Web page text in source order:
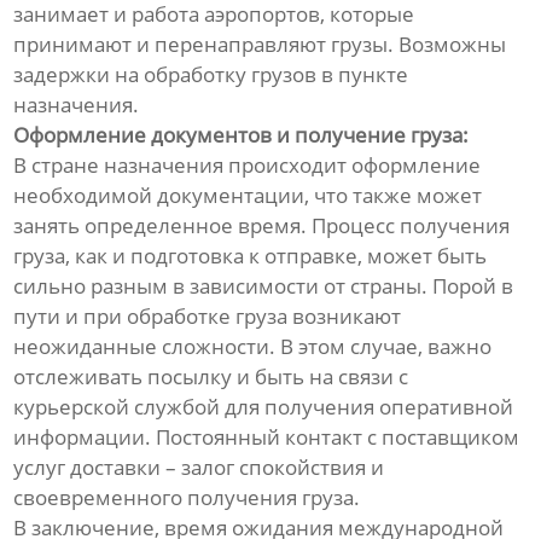
занимает и работа аэропортов, которые
принимают и перенаправляют грузы. Возможны
задержки на обработку грузов в пункте
назначения.
Оформление документов и получение груза:
В стране назначения происходит оформление
необходимой документации, что также может
занять определенное время. Процесс получения
груза, как и подготовка к отправке, может быть
сильно разным в зависимости от страны. Порой в
пути и при обработке груза возникают
неожиданные сложности. В этом случае, важно
отслеживать посылку и быть на связи с
курьерской службой для получения оперативной
информации. Постоянный контакт с поставщиком
услуг доставки – залог спокойствия и
своевременного получения груза.
В заключение, время ожидания международной